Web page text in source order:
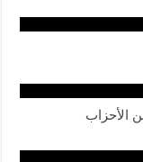
الأحزاب